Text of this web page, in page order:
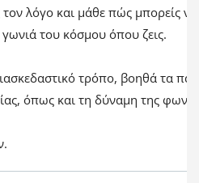
λόγο και μάθε πώς μπορείς να
του κόσμου όπου ζεις.
τρόπο, βοηθά τα
όπως και τη δύναμη της